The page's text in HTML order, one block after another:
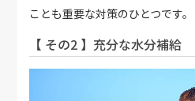
ことも重要な対策のひとつです。
【 その2 】充分な水分補給